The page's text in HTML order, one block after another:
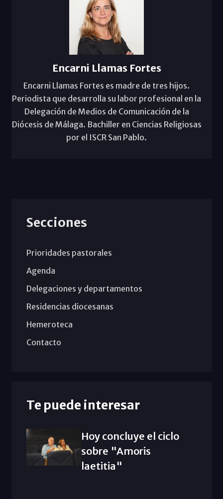
Encarni Llamas Fortes
Encarni Llamas Fortes es madre de tres hijos.
Periodista que desarrolla su labor profesional en la
Delegación de Medios de Comunicación de la
Diócesis de Málaga. Bachiller en Ciencias Religiosas
por el ISCR San Pablo.
Secciones
Prioridades pastorales
Agenda
Delegaciones y departamentos
Residencias diocesanas
Hemeroteca
Contacto
Te puede interesar
Hoy concluye el ciclo
sobre "Amoris
laetitia"